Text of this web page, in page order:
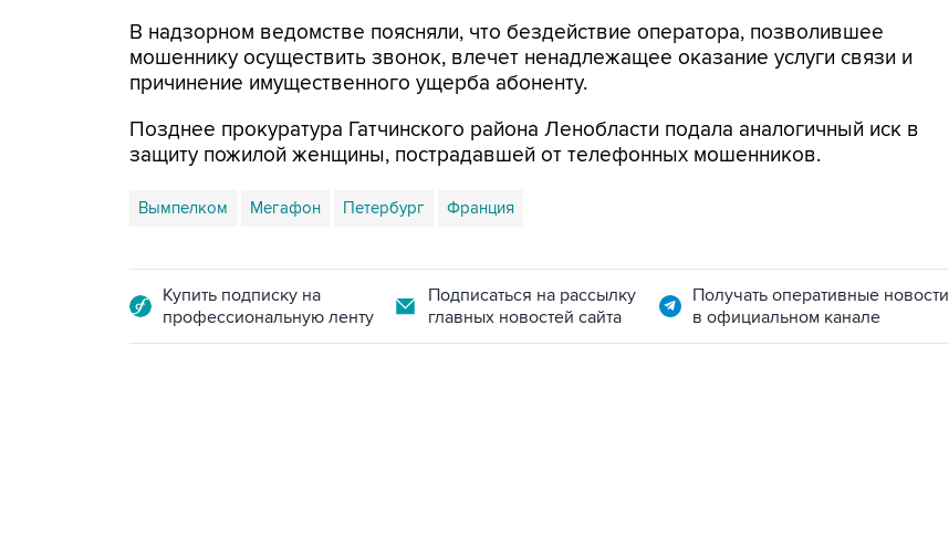
В надзорном ведомстве поясняли, что бездействие оператора, позволившее
мошеннику осуществить звонок, влечет ненадлежащее оказание услуги связи и
причинение имущественного ущерба абоненту.
Позднее прокуратура Гатчинского района Ленобласти подала аналогичный иск в
защиту пожилой женщины, пострадавшей от телефонных мошенников.
Вымпелком Мегафон Петербург Франция
Купить подписку на
профессиональную ленту
Подписаться на рассылку
главных новостей сайта
Получать оперативные новости
в официальном канале